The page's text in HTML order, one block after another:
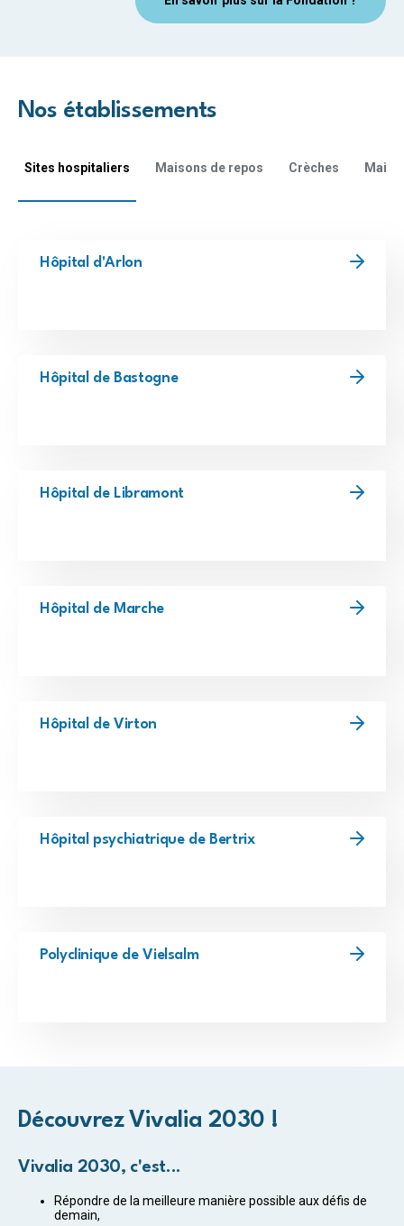
Nos établissements
Sites hospitaliers Maisons de repos Crèches
Hôpital d'Arlon
Hôpital de Bastogne
Hôpital de Libramont
Hôpital de Marche
Hôpital de Virton
Hôpital psychiatrique de Bertrix
Polyclinique de Vielsalm
Découvrez Vivalia 2030 !
Vivalia 2030, c'est...
Répondre de la meilleure manière possible aux défis de
demain,